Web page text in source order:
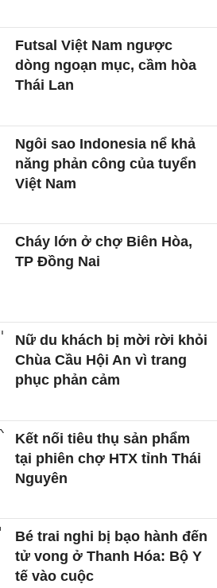
Futsal Việt Nam ngược
dòng ngoạn mục, cầm hòa
Thái Lan
Ngôi sao Indonesia nể khả
năng phản công của tuyển
Việt Nam
Cháy lớn ở chợ Biên Hòa,
TP Đồng Nai
Nữ du khách bị mời rời khỏi
Chùa Cầu Hội An vì trang
phục phản cảm
Kết nối tiêu thụ sản phẩm
tại phiên chợ HTX tỉnh Thái
Nguyên
Bé trai nghi bị bạo hành đến
tử vong ở Thanh Hóa: Bộ Y
tế vào cuộc